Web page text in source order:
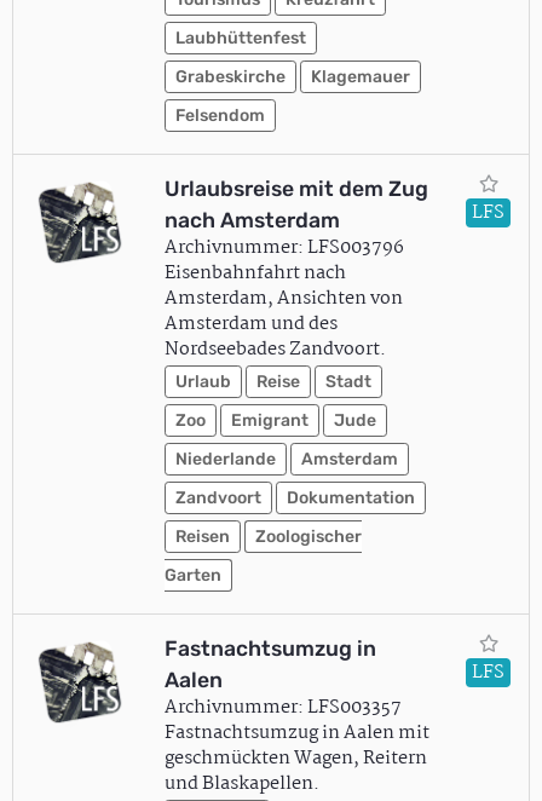
Laubhüttenfest
Grabeskirche
Klagemauer
Felsendom
Urlaubsreise mit dem Zug
nach Amsterdam
Archivnummer: LFS003796
Eisenbahnfahrt nach
Amsterdam, Ansichten von
Amsterdam und des
Nordseebades Zandvoort.
Urlaub Reise
Stadt
Zoo
Emigrant
Jude
Niederlande
Amsterdam
Zandvoort
Dokumentation
Reisen
Zoologischer
Garten
LFS
Fastnachtsumzug in
Aalen
Archivnummer: LFS003357
Fastnachtsumzug in Aalen mit
geschmückten Wagen, Reitern
und Blaskapellen.
LFS